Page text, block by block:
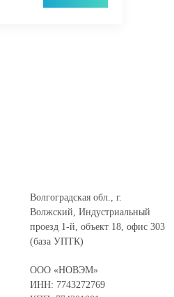
Волгоградская обл., г.
Волжский, Индустриальный
проезд 1-й, объект 18, офис 303
(база УПТК)
ООО «НОВЭМ»
ИНН: 7743272769